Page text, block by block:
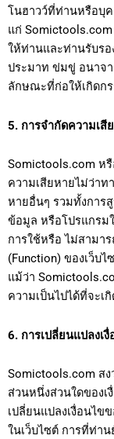
โนฮาวว์ที่ท่านหรือบุ
แก่
ให้ท่านและท่านรับร
ประมาท ข่มขู่ อนาจ
ลักษณะที่ก่อให้เกิดก
5. การจำกัดความเสี
Somictools.com ห
ความเสียหายไม่ว่าท
หายอื่นๆ รวมทั้งการ
ข้อมูล หรือโปรแกรม
การใช้หรือ ไม่สามา
(Function) ของเว็บ
แม้ว่า
ความเป็นไปได้ที่จะเ
6. การเปลี่ยนแปลงเ
Somictools.com ส
ส่วนหนึ่งส่วนใดของเ
เปลี่ยนแปลงเงื่อนไข
ในเว็บไซต์ การที่ท่า